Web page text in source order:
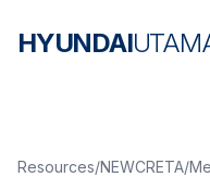
HYUNDAI
Resources/NEWCRETA/